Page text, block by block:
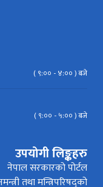
( ९:०० - ४:०० ) बजे
( ९:०० - ५:०० ) बजे
उपयोगी लिङ्कहरु
नेपाल सरकारको पोर्टल
तथा मन्त्रिपरिषद्को